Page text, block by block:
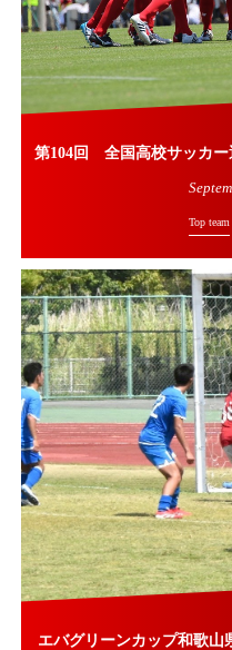
第104回 全国高校サッカ
Top team
エバグリーンカップ和歌